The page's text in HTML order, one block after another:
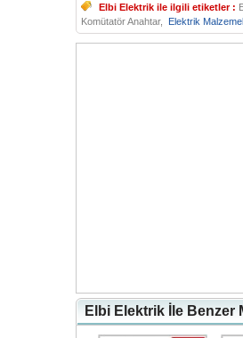
Elbi Elektrik ile ilgili etiketler :
Komütatör Anahtar,
Elektrik
Elbi Elektrik İle Benzer